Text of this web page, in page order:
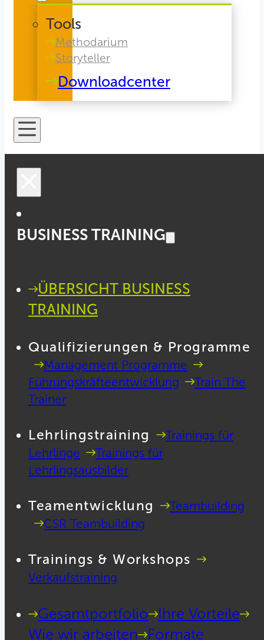
Tools
Methodarium
Storyteller
Downloadcenter
BUSINESS TRAINING
ÜBERSICHT BUSINESS
TRAINING
Qualifizierungen & Programme
Management Programme
Führungskräfteentwicklung
Train The
Trainer
Lehrlingstraining
Trainings für
Lehrlinge
Trainings für
Lehrlingsausbilder
Teamentwicklung
Teambuilding
CSR Teambuilding
Trainings & Workshops
Verkaufstraining
Gesamtportfolio
Ihre Vorteile
Wie wir arbeiten
Formate